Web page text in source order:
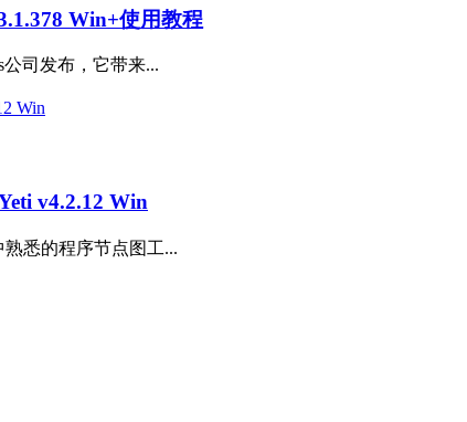
Win+使用教程
公司发布，它带来...
v4.2.12 Win
熟悉的程序节点图工...